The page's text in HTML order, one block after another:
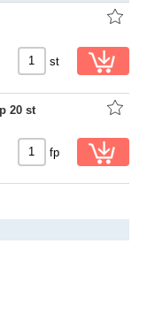
st
20 st
fp